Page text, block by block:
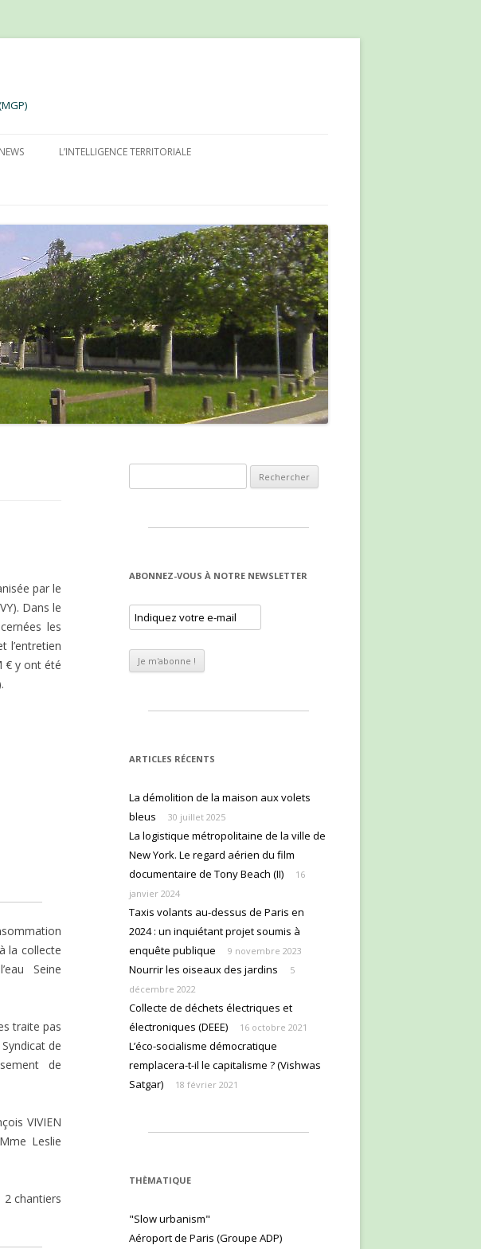
L’INTELLIGENCE TERRITORIALE
par le
Dans le
les
l’entretien
€ y ont été
la collecte
Seine
traite pas
de
de
VIVIEN
Leslie
chantiers
ABONNEZ-VOUS À NOTRE NEWSLETTER
ARTICLES RÉCENTS
La démolition de la maison aux volets
bleus
30 juillet 2025
La logistique métropolitaine de la ville de
New York. Le regard aérien du film
documentaire de Tony Beach (II)
16
janvier 2024
Taxis volants au-dessus de Paris en
2024 : un inquiétant projet soumis à
enquête publique
9 novembre 2023
Nourrir les oiseaux des jardins
5
décembre 2022
Collecte de déchets électriques et
électroniques (DEEE)
16 octobre 2021
L’éco-socialisme démocratique
remplacera-t-il le capitalisme ? (Vishwas
Satgar)
18 février 2021
THÈMATIQUE
"Slow urbanism"
Aéroport de Paris (Groupe ADP)